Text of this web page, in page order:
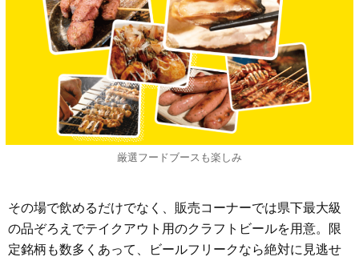
厳選フードブースも楽しみ
その場で飲めるだけでなく、販売コーナーでは県下最大級
の品ぞろえでテイクアウト用のクラフトビールを用意。限
定銘柄も数多くあって、ビールフリークなら絶対に見逃せ